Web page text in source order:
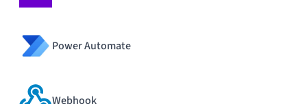
Power Automate
Webhook